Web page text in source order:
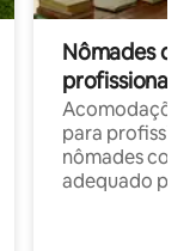
Nômades
profissionais
para
nômades com
adequado